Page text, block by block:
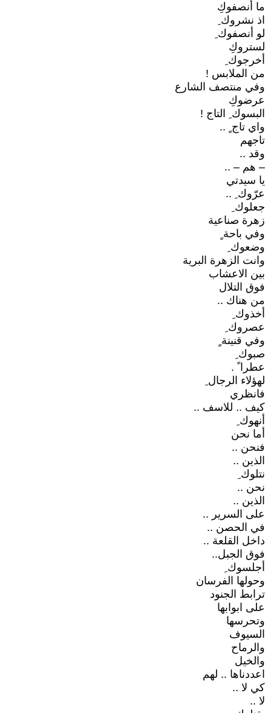
ما أنصفوكِ
اذ نشروك ِ
لو أنصفوك ِ
لستروكِ
أخرجوك ِ
من الملابس !
وفي منتصف الشارع
عرضوكِ
البسوك ِ التاج !
واي تاج ٍ ..
تاجهم
وقد ..
– هم – ..
يا سيدتي
عرّوك ِ ..
جعلوك ِ
زهرة صناعية
وفي باحة ٍ
وضعوك ِ
وانت الزهرة البرية
بين الاعشاب
فوق التلال
من هناك ..
أخذوك ِ
عصروك ِ
وفي قنينة ٍ
صبوك ِ
عطرا ً .
لهؤلاء الرجال ِ
فانظري
كيف .. للاسف ..
أنهوك ِ
أما نحن
فنحن ..
الذين ..
نتلوك ِ
نحن ..
الذين ..
على السرير ..
في الحصن ..
داخل القلعة ..
فوق الجبل..
أجلسوك ِ
وحولها الفرسان
ترابط الجنود
على ابوابها
وتحرسها
السيوف
والرماح
والخيل
اعددناها .. لهم
كي لا ..
لا ..